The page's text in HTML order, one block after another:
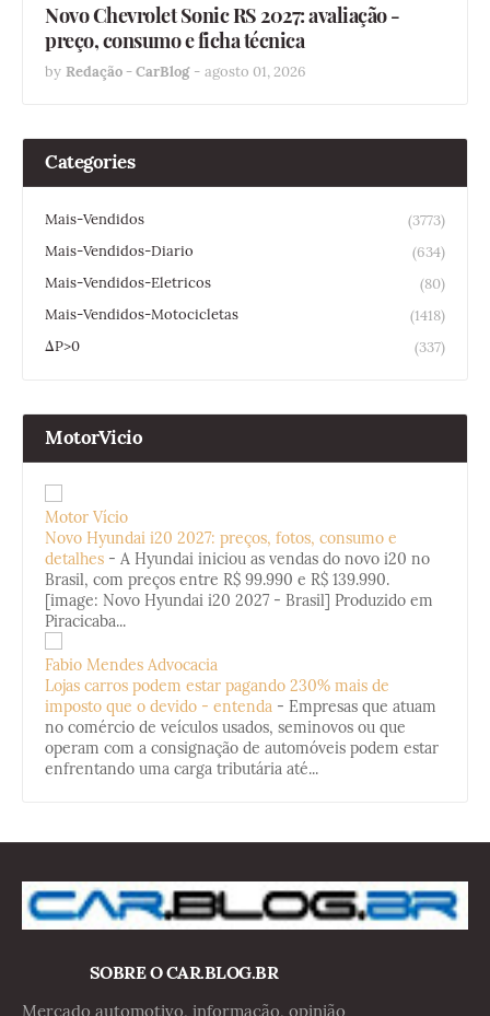
Novo Chevrolet Sonic RS 2027: avaliação -
preço, consumo e ficha técnica
by Redação - CarBlog - agosto 01, 2026
Categories
Mais-Vendidos
(3773)
Mais-Vendidos-Diario
(634)
Mais-Vendidos-Eletricos
(80)
Mais-Vendidos-Motocicletas
(1418)
ΔP>0
(337)
MotorVicio
Motor Vício
Novo Hyundai i20 2027: preços, fotos, consumo e
detalhes - A Hyundai iniciou as vendas do novo i20 no
Brasil, com preços entre R$ 99.990 e R$ 139.990.
[image: Novo Hyundai i20 2027 - Brasil] Produzido em
Piracicaba...
Fabio Mendes Advocacia
Lojas carros podem estar pagando 230% mais de
imposto que o devido - entenda - Empresas que atuam
no comércio de veículos usados, seminovos ou que
operam com a consignação de automóveis podem estar
enfrentando uma carga tributária até...
SOBRE O CAR.BLOG.BR
Mercado automotivo, informação, opinião